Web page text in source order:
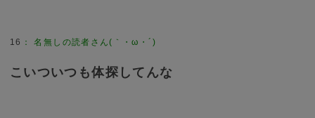
16 ：名無しの読者さん(｀・ω・´)
こいついつも体探してんな